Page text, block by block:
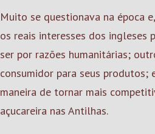
Muito se questionava na época
os reais interesses dos ingleses
ser por razões humanitárias;
consumidor para seus produtos;
maneira de tornar mais
açucareira nas Antilhas.